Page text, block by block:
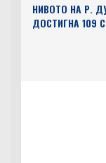
НИВОТО НА Р.
ДОСТИГНА 109